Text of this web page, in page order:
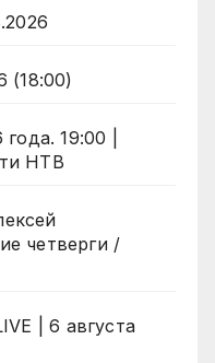
(18:00)
19:00 |
НТВ
четверги /
| 6 августа